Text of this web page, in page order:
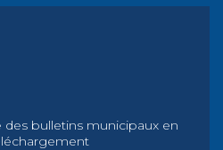
des bulletins municipaux en